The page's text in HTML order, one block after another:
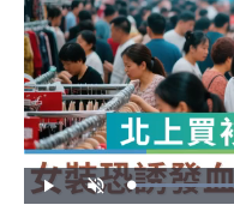
P
l
U
n
L
o